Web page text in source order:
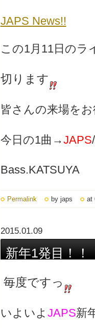
JAPS News!!
この1月11日のラ
切ります
皆さんの来場を
今日の1曲→JAPS/
Bass.KATSUYA
Permalink by japs at
2015.01.09
新年1発目！！
毎度ですっ
いよいよ JAPS新